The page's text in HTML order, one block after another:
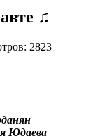
♫
2823
Юдаева